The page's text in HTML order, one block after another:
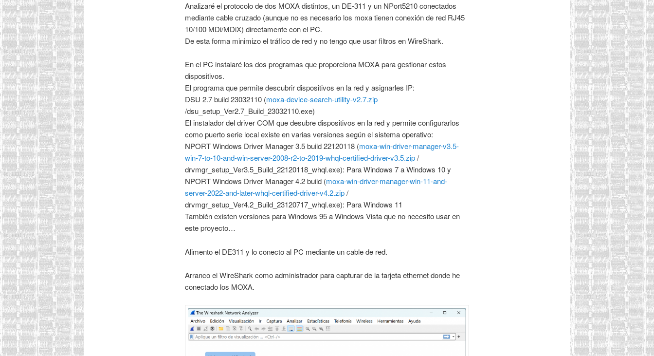
Analizaré el protocolo de dos MOXA distintos, un DE-311 y un NPort5210 conectados
mediante cable cruzado (aunque no es necesario los moxa tienen conexión de red RJ45
10/100 MDi/MDiX) directamente con el PC.
De esta forma minimizo el tráfico de red y no tengo que usar filtros en WireShark.
En el PC instalaré los dos programas que proporciona MOXA para gestionar estos
dispositivos.
El programa que permite descubrir dispositivos en la red y asignarles IP:
DSU 2.7 build 23032110 (moxa-device-search-utility-v2.7.zip
/dsu_setup_Ver2.7_Build_23032110.exe)
El instalador del driver COM que desubre dispositivos en la red y permite configurarlos
como puerto serie local existe en varias versiones según el sistema operativo:
NPORT Windows Driver Manager 3.5 build 22120118 (moxa-win-driver-manager-v3.5-
win-7-to-10-and-win-server-2008-r2-to-2019-whql-certified-driver-v3.5.zip/
drvmgr_setup_Ver3.5_Build_22120118_whql.exe): Para Windows 7 a Windows 10 y
NPORT Windows Driver Manager 4.2 build (moxa-win-driver-manager-win-11-and-
server-2022-and-later-whql-certified-driver-v4.2.zip/
drvmgr_setup_Ver4.2_Build_23120717_whql.exe): Para Windows 11
También existen versiones para Windows 95 a Windows Vista que no necesito usar en
este proyecto…
Alimento el DE311 y lo conecto al PC mediante un cable de red.
Arranco el WireShark como administrador para capturar de la tarjeta ethernet donde he
conectado los MOXA.